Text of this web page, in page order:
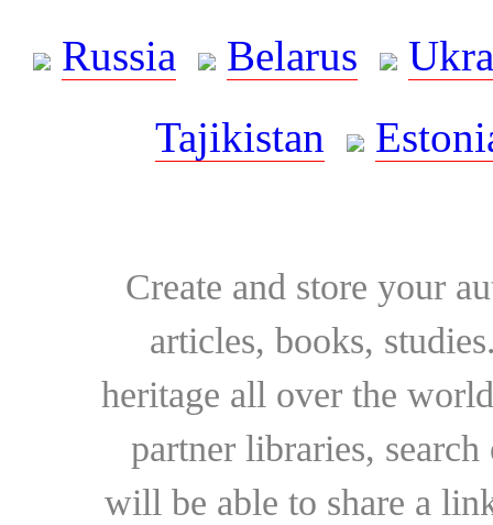
Russia
Belarus
Tajikistan
Create and store your
articles, books,
heritage all over the
partner libraries,
will be able to share a